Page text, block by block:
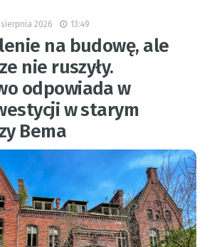
2026 13:49
na budowę, ale
nie ruszyły.
odpowiada w
w starym
Bema